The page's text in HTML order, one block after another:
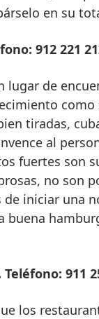
en su
912 221
lugar de
como
tiradas,
al
fuertes son
no son
iniciar una
buena
911
los